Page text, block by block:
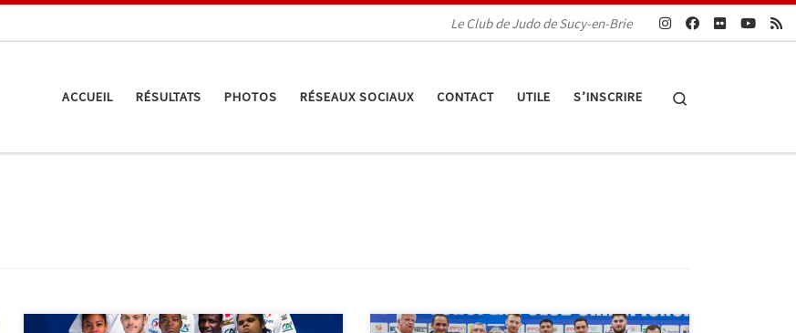
Le Club de Judo de Sucy-en-Brie
ACCUEIL RÉSULTATS PHOTOS RÉSEAUX SOCIAUX CONTACT UTILE S’INSCRIRE